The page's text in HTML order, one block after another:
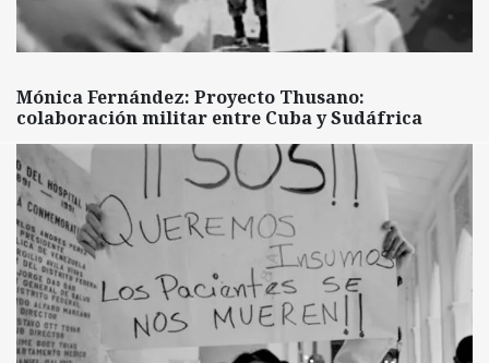
Mónica Fernández: Proyecto Thusano:
colaboración militar entre Cuba y Sudáfrica